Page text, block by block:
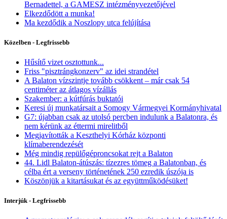
Bernadettel, a GAMESZ intézményvezetőjével
Elkezdődött a munka!
Ma kezdődik a Noszlopy utca felújítása
Közelben - Legfrissebb
Hűsítő vizet osztottunk...
Friss "pisztrángkonzerv" az idei strandétel
A Balaton vízszintje tovább csökkent – már csak 54
centiméter az átlagos vízállás
Szakember: a kútfúrás buktatói
Keresi új munkatársait a Somogy Vármegyei Kormányhivatal
G7: újabban csak az utolsó percben indulunk a Balatonra, és
nem kérünk az éttermi mirelitből
Megjavították a Keszthelyi Kórház központi
klímaberendezését
Még mindig repülőgéproncsokat rejt a Balaton
44. Lidl Balaton-átúszás: tízezres tömeg a Balatonban, és
célba ért a verseny történetének 250 ezredik úszója is
Köszönjük a kitartásukat és az együttműködésüket!
Interjúk - Legfrissebb